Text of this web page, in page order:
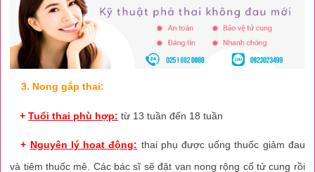
3. Nong gắp thai:
+Tuổi thai phù hợp: từ 13 tuần đến 18 tuần
+ Nguyên lý hoạt động: thai phụ được uống thuốc giảm đau
và tiêm thuốc mê. Các bác sĩ sẽ đặt van nong rộng cổ tử cung rồi